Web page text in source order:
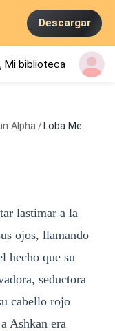
Descargar
Mi biblioteca
Alpha / Loba Mestiza
lastimar a la
ojos, llamando
hecho que su
seductora
cabello rojo
Ashkan era